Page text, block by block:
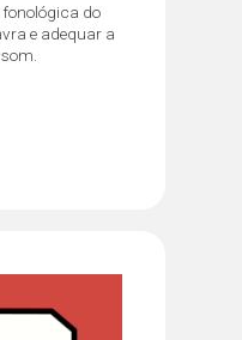
do
e adequar a